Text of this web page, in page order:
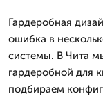
Гардеробная
ошибка в
системы. В Чита
гардеробной для
подбираем